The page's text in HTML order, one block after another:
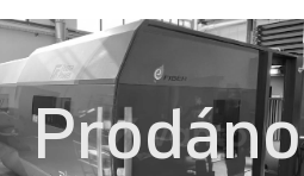
Prodáno